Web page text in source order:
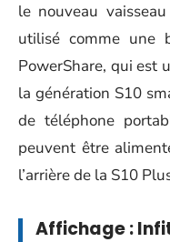
le nouveau
utilisé comme une
PowerShare, qui est
la génération S10
de téléphone
peuvent être
l’arrière de la S10
Affichage :